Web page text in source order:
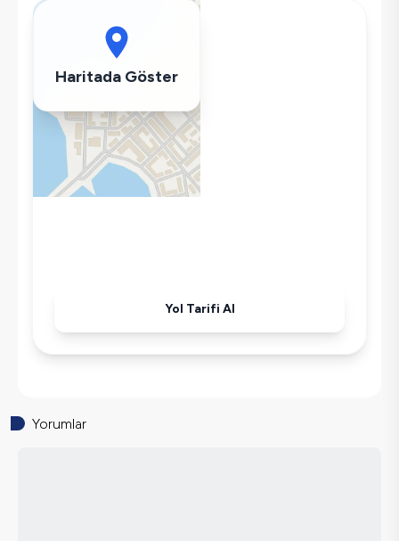
Çamaşır Makinesi
Kettle
Havuz-Bahçe Bakımı
Haritada Göster
Yol Tarifi Al
Yorumlar